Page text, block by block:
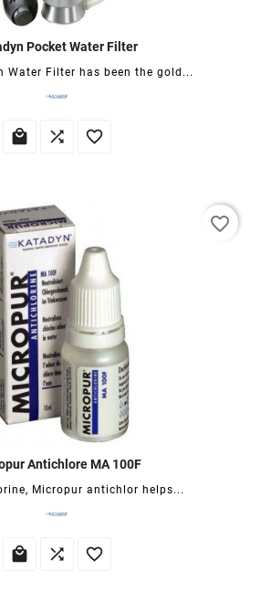
Pocket Water Filter
Water Filter has been the gold...
  
Antichlore MA 100F
Micropur antichlor helps...
  
favorite_border